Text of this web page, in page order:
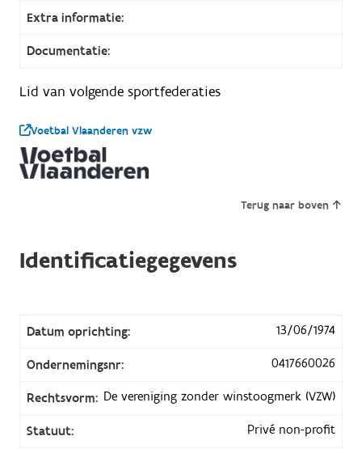
Extra informatie:
Documentatie:
Lid van volgende sportfederaties
Voetbal Vlaanderen vzw
Terug naar boven
Identificatiegegevens
Datum oprichting: 13/06/1974
Ondernemingsnr: 0417660026
Rechtsvorm: De vereniging zonder winstoogmerk (VZW)
Statuut: Privé non-profit